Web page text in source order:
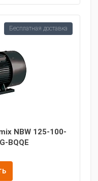
NBW 125-100-
BQQE
Бесплатная доставка